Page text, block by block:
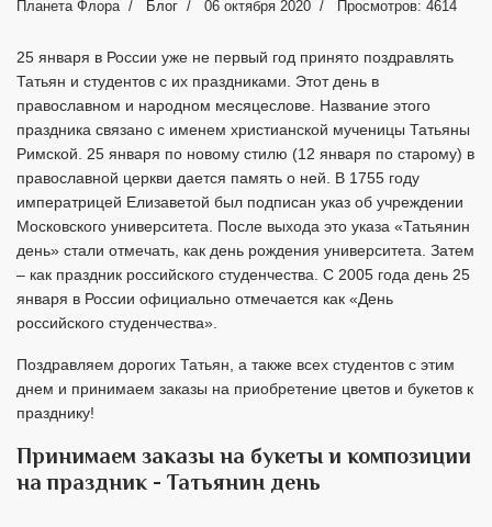
Планета Флора Блог 06 октября 2020 Просмотров: 4614
25 января в России уже не первый год принято поздравлять
Татьян и студентов с их праздниками. Этот день в
православном и народном месяцеслове. Название этого
праздника связано с именем христианской мученицы Татьяны
Римской. 25 января по новому стилю (12 января по старому) в
православной церкви дается память о ней. В 1755 году
императрицей Елизаветой был подписан указ об учреждении
Московского университета. После выхода это указа «Татьянин
день» стали отмечать, как день рождения университета. Затем
– как праздник российского студенчества. С 2005 года день 25
января в России официально отмечается как «День
российского студенчества».
Поздравляем дорогих Татьян, а также всех студентов с этим
днем и принимаем заказы на приобретение цветов и букетов к
празднику!
Принимаем заказы на букеты и композиции
на праздник - Татьянин день